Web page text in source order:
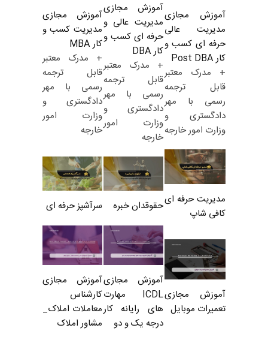
آموزش مجازی
مدیریت عالی
حرفه ای کسب و
کار Post DBA
+ مدرک معتبر
قابل ترجمه
رسمی با مهر
دادگستری و
وزارت امور خارجه
آموزش مجازی
مدیریت عالی و
حرفه ای کسب و
کار DBA
+ مدرک معتبر
قابل ترجمه
رسمی با مهر
دادگستری و
وزارت امور
خارجه
آموزش مجازی
مدیریت کسب و
کار MBA
+ مدرک معتبر
قابل ترجمه
رسمی با مهر
دادگستری و
وزارت امور
خارجه
مدیریت حرفه ای
کافی شاپ
حقوقدان خبره سرآشپز حرفه ای
آموزش مجازی
تعمیرات موبایل
آموزش مجازی
ICDL مهارت
های رایانه کار
درجه یک و دو
آموزش مجازی
کارشناس
معاملات املاک_
مشاور املاک